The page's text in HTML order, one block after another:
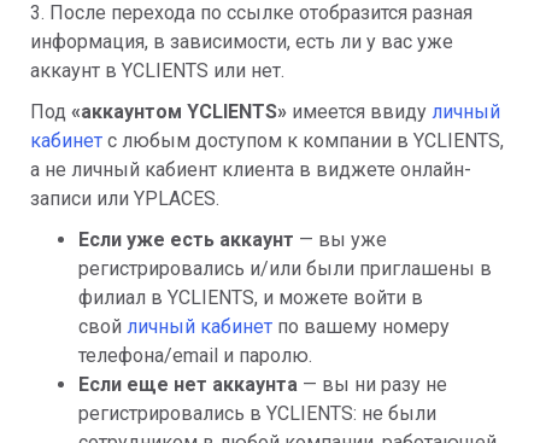
3. После перехода по ссылке отобразится разная
информация, в зависимости, есть ли у вас уже
аккаунт в YCLIENTS или нет.
Под «аккаунтом YCLIENTS» имеется ввиду личный
кабинет с любым доступом к компании в YCLIENTS,
а не личный кабиент клиента в виджете онлайн-
записи или YPLACES.
Если уже есть аккаунт — вы уже
регистрировались и/или были приглашены в
филиал в YCLIENTS, и можете войти в
свой личный кабинет по вашему номеру
телефона/email и паролю.
Если еще нет аккаунта — вы ни разу не
регистрировались в YCLIENTS: не были